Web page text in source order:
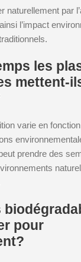
naturellement par
l’impact
les
mettent-
varie en
prendre des
pour